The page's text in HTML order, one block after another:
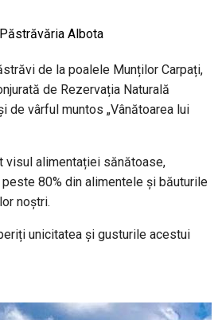
Albota
de la poalele Munților Carpați,
de Rezervația Naturală
de vârful muntos „Vânătoarea lui
visul alimentației sănătoase,
80% din alimentele și băuturile
noștri.
unicitatea și gusturile acestui